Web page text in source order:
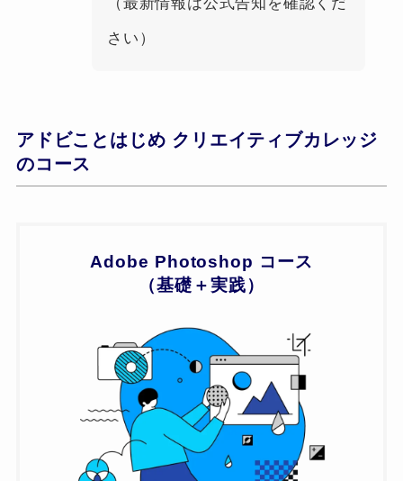
さい）
アドビことはじめ クリエイティブカレッジ
のコース
Adobe Photoshop コース
（基礎＋実践）